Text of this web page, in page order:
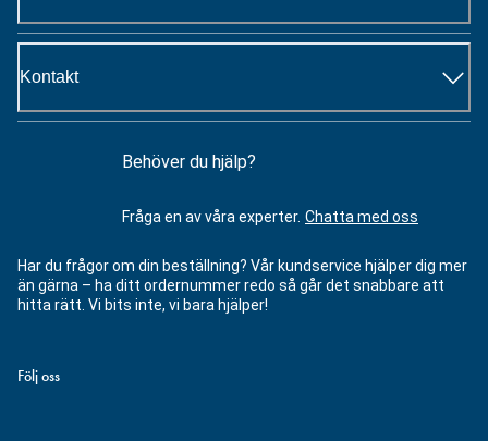
Kontakt
Behöver du hjälp?
Fråga en av våra experter. Chatta med oss
Har du frågor om din beställning? Vår kundservice hjälper dig mer
än gärna – ha ditt ordernummer redo så går det snabbare att
hitta rätt. Vi bits inte, vi bara hjälper!
Följ oss